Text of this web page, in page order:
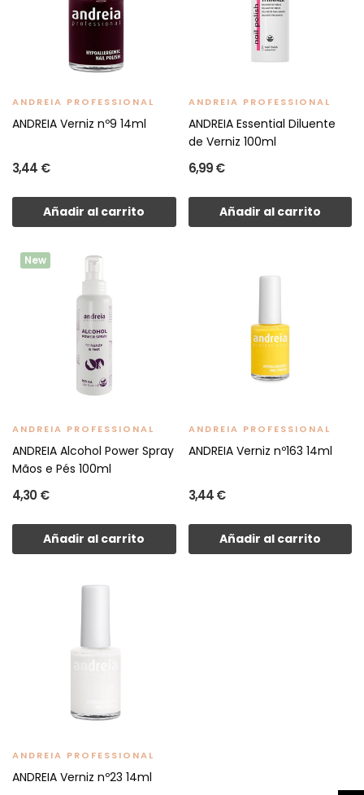
ANDREIA PROFESSIONAL
ANDREIA Verniz nº9 14ml
3,44 €
Añadir al carrito
ANDREIA PROFESSIONAL
ANDREIA Essential Diluente
de Verniz 100ml
6,99 €
Añadir al carrito
New
ANDREIA PROFESSIONAL
ANDREIA Alcohol Power Spray
Mãos e Pés 100ml
4,30 €
Añadir al carrito
ANDREIA PROFESSIONAL
ANDREIA Verniz nº163 14ml
3,44 €
Añadir al carrito
ANDREIA PROFESSIONAL
ANDREIA Verniz nº23 14ml